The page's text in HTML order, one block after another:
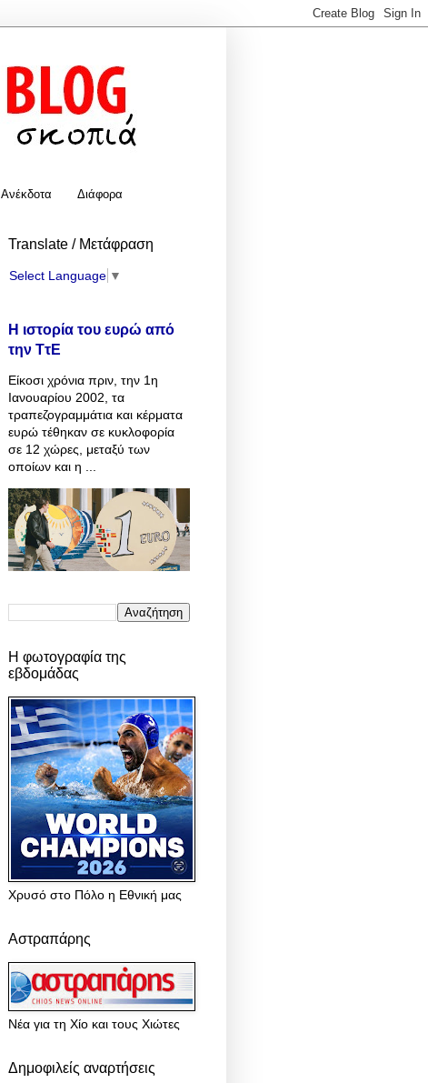
Ανέκδοτα Διάφορα
Translate / Μετάφραση
Select Language ▼
Η ιστορία του ευρώ από
την ΤτΕ
Είκοσι χρόνια πριν, την 1η
Ιανουαρίου 2002, τα
τραπεζογραμμάτια και κέρματα
ευρώ τέθηκαν σε κυκλοφορία
σε 12 χώρες, μεταξύ των
οποίων και η ...
Η φωτογραφία της
εβδομάδας
Χρυσό στο Πόλο η Εθνική μας
Αστραπάρης
Νέα για τη Χίο και τους Χιώτες
Δημοφιλείς αναρτήσεις